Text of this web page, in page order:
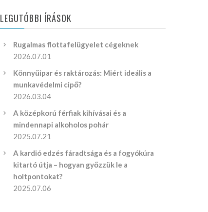
LEGUTÓBBI ÍRÁSOK
Rugalmas flottafelügyelet cégeknek
2026.07.01
Könnyűipar és raktározás: Miért ideális a
munkavédelmi cipő?
2026.03.04
A középkorú férfiak kihívásai és a
mindennapi alkoholos pohár
2025.07.21
A kardió edzés fáradtsága és a fogyókúra
kitartó útja – hogyan győzzük le a
holtpontokat?
2025.07.06